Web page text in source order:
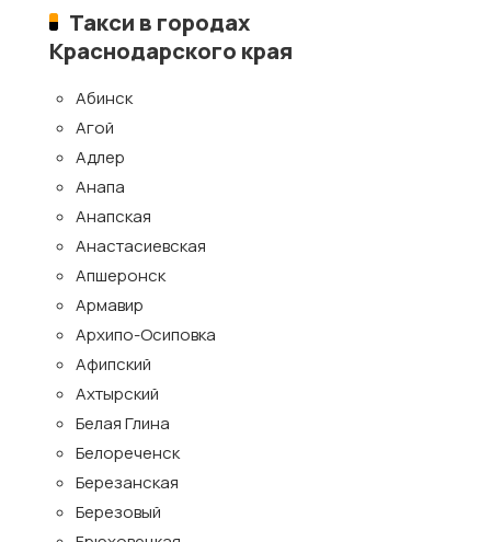
Такси в городах
Краснодарского края
Абинск
Агой
Адлер
Анапа
Анапская
Анастасиевская
Апшеронск
Армавир
Архипо-Осиповка
Афипский
Ахтырский
Белая Глина
Белореченск
Березанская
Березовый